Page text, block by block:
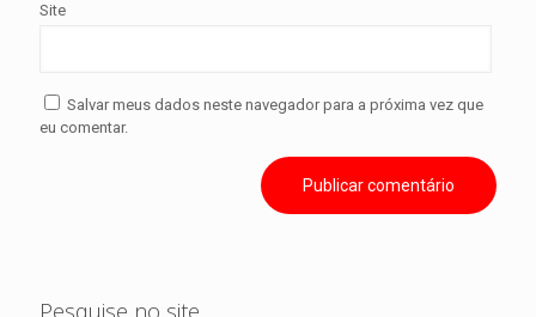
Site
Salvar meus dados neste navegador para a próxima vez que
eu comentar.